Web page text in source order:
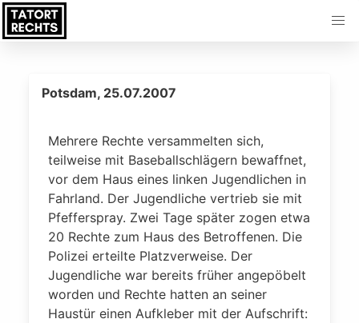
Potsdam, 25.07.2007
Mehrere Rechte versammelten sich,
teilweise mit Baseballschlägern bewaffnet,
vor dem Haus eines linken Jugendlichen in
Fahrland. Der Jugendliche vertrieb sie mit
Pfefferspray. Zwei Tage später zogen etwa
20 Rechte zum Haus des Betroffenen. Die
Polizei erteilte Platzverweise. Der
Jugendliche war bereits früher angepöbelt
worden und Rechte hatten an seiner
Haustür einen Aufkleber mit der Aufschrift: